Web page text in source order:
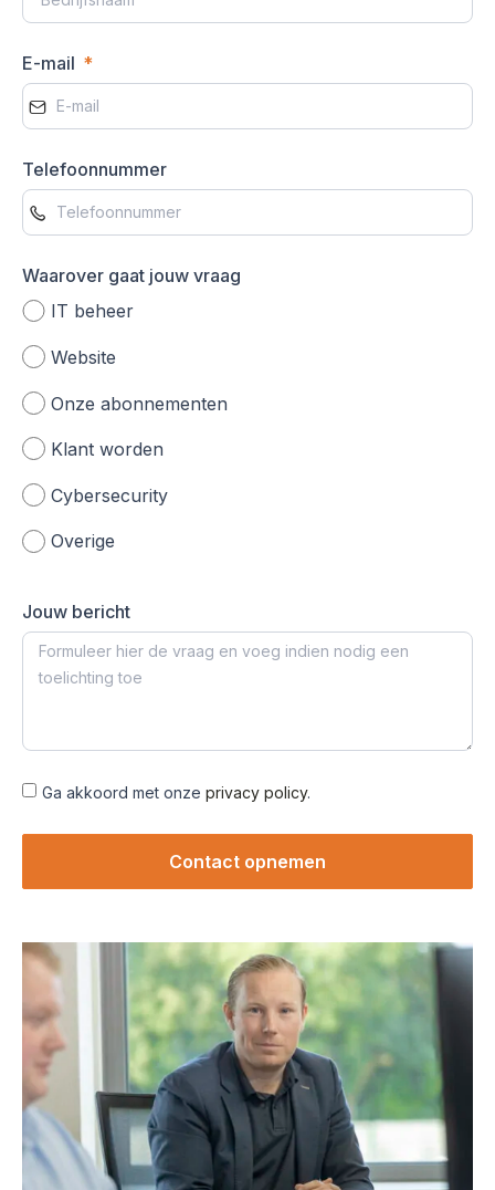
E-mail
Telefoonnummer
Waarover gaat jouw vraag
IT beheer
Website
Onze abonnementen
Klant worden
Cybersecurity
Overige
Jouw bericht
Ga akkoord met onze privacy policy.
Contact opnemen